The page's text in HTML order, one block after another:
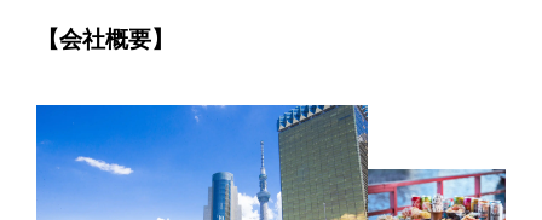
【会社概要】